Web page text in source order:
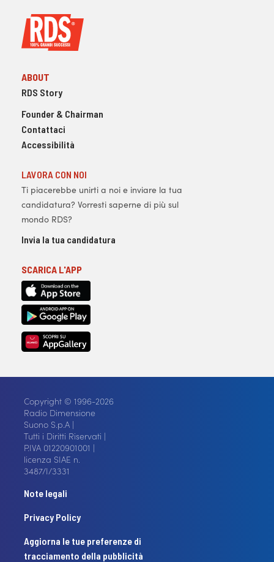
ABOUT
RDS Story
Founder & Chairman
Contattaci
Accessibilità
LAVORA CON NOI
Ti piacerebbe unirti a noi e inviare la tua
candidatura? Vorresti saperne di più sul
mondo RDS?
Invia la tua candidatura
SCARICA L'APP
Copyright © 1996-2026
Radio Dimensione
Suono S.p.A |
Tutti i Diritti Riservati |
P.IVA 01220901001 |
licenza SIAE n.
3487/I/3331
Note legali
Privacy Policy
Aggiorna le tue preferenze di
tracciamento della pubblicità